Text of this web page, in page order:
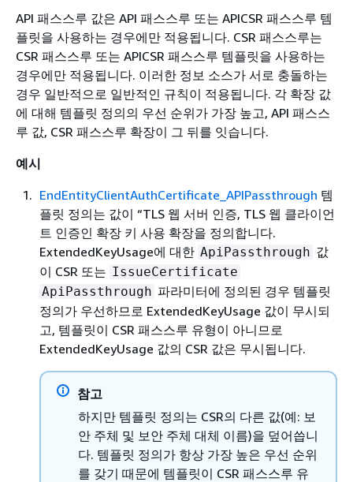
API 패스스루 값은 API 패스스루 또는 APICSR 패스스루 템
플릿을 사용하는 경우에만 적용됩니다. CSR 패스스루는
CSR 패스스루 또는 APICSR 패스스루 템플릿을 사용하는
경우에만 적용됩니다. 이러한 정보 소스가 서로 충돌하는
경우 일반적으로 일반적인 규칙이 적용됩니다. 각 확장 값
에 대해 템플릿 정의의 우선 순위가 가장 높고, API 패스스
루 값, CSR 패스스루 확장이 그 뒤를 잇습니다.
예시
EndEntityClientAuthCertificate_APIPassthrough 템
플릿 정의는 값이 “TLS 웹 서버 인증, TLS 웹 클라이언
트 인증인 확장 키 사용 확장을 정의합니다.
ExtendedKeyUsage에 대한 ApiPassthrough 값
이 CSR 또는 IssueCertificate
ApiPassthrough 파라미터에 정의된 경우 템플릿
정의가 우선하므로 ExtendedKeyUsage 값이 무시되
고, 템플릿이 CSR 패스스루 유형이 아니므로
ExtendedKeyUsage 값의 CSR 값은 무시됩니다.
참고
하지만 템플릿 정의는 CSR의 다른 값(예: 보
안 주체 및 보안 주체 대체 이름)을 덮어씁니
다. 템플릿 정의가 항상 가장 높은 우선 순위
를 갖기 때문에 템플릿이 CSR 패스스루 유